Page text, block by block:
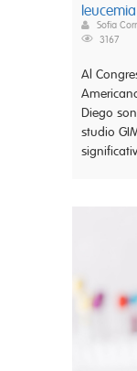
Sofia
3167
Al
Diego
studio